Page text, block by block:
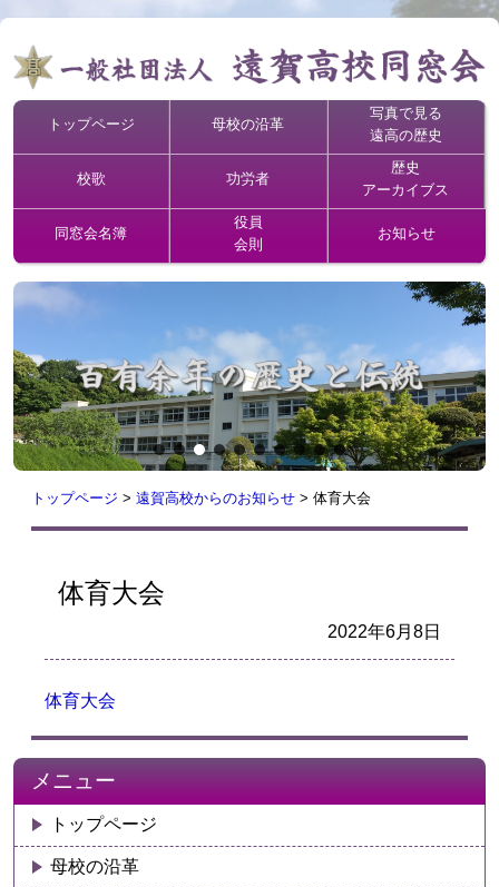
トップページ 母校の沿革
写真で見る
遠高の歴史
校歌 功労者
歴史
アーカイブス
同窓会名簿
役員
会則
お知らせ
トップページ > 遠賀高校からのお知らせ > 体育大会
体育大会
2022年6月8日
体育大会
メニュー
トップページ
母校の沿革